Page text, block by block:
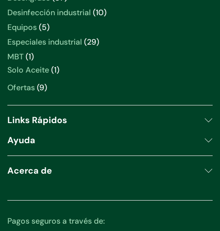
productos
Desinfección industrial 1010
Equipos 55
productos
Especiales industrial 2929
MBT 11
producto
Solo Aceite 11
Ofertas 99
Links Rápidos
Ayuda
Acerca de
Pagos seguros a través de: